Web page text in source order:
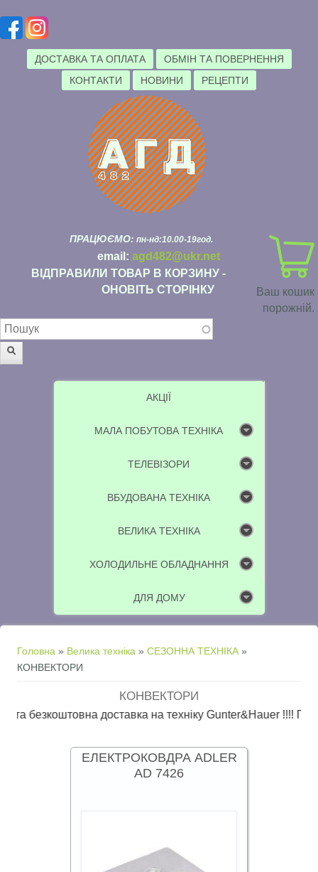
ДОСТАВКА ТА ОПЛАТА
ОБМІН ТА ПОВЕРНЕННЯ
КОНТАКТИ
НОВИНИ РЕЦЕПТИ
Ваш кошик
порожній.
ПРАЦЮЄМО: пн-нд:10.00-19год.
email: agd482@ukr.net
ВІДПРАВИЛИ ТОВАР В КОРЗИНУ -
ОНОВІТЬ СТОРІНКУ
Пошукова форма
АКЦІЇ
МАЛА ПОБУТОВА ТЕХНІКА
ТЕЛЕВІЗОРИ
ВБУДОВАНА ТЕХНІКА
ВЕЛИКА ТЕХНІКА
ХОЛОДИЛЬНЕ ОБЛАДНАННЯ
ДЛЯ ДОМУ
Ви є тут
Головна » Велика техніка »СЕЗОННА ТЕХНІКА »
КОНВЕКТОРИ
КОНВЕКТОРИ
доставка на техніку Gunter&Hauer !!!!
ЕЛЕКТРОКОВДРА ADLER
AD 7426